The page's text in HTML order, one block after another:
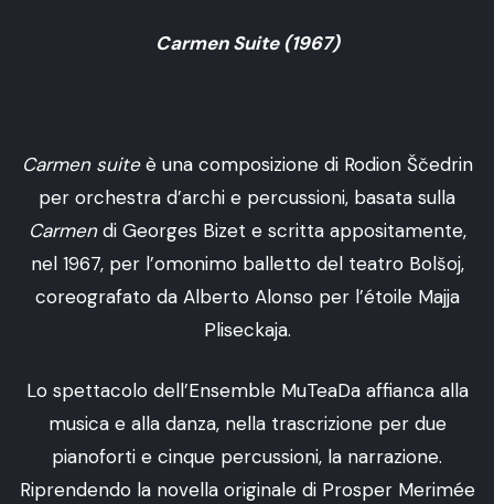
Carmen Suite (1967)
Carmen suiteè una composizione di Rodion Ščedrin
per orchestra d’archi e percussioni, basata sulla
Carmendi Georges Bizet e scritta appositamente,
nel 1967, per l’omonimo balletto del teatro Bolšoj,
coreografato da Alberto Alonso per l’étoile Majja
Pliseckaja.
Lo spettacolo dell’Ensemble MuTeaDa affianca alla
musica e alla danza, nella trascrizione per due
pianoforti e cinque percussioni, la narrazione.
Riprendendo la novella originale di Prosper Merimée